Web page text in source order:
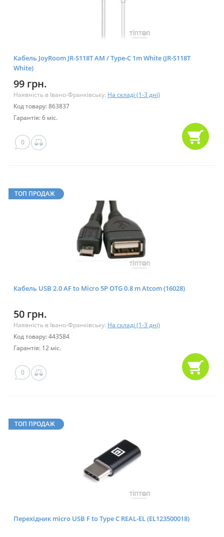
Кабель JoyRoom JR-S118T AM / Type-C 1m White (JR-S118T
White)
99 грн.
Наявність в Івано-Франківську: На складі (1-3 дні)
Код товару: 863837
Гарантія: 6 міс.
0
ТОП ПРОДАЖ
Кабель USB 2.0 AF to Micro 5P OTG 0.8 m Atcom (16028)
50 грн.
Наявність в Івано-Франківську: На складі (1-3 дні)
Код товару: 443584
Гарантія: 12 міс.
0
ТОП ПРОДАЖ
Перехідник micro USB F to Type C REAL-EL (EL123500018)